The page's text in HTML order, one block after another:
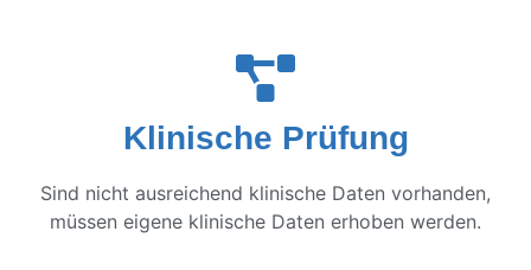
Klinische Prüfung
Sind nicht ausreichend klinische Daten vorhanden,
müssen eigene klinische Daten erhoben werden.